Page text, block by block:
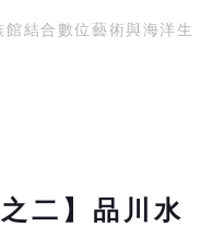
館結合數位藝術與海洋生
二】品川水